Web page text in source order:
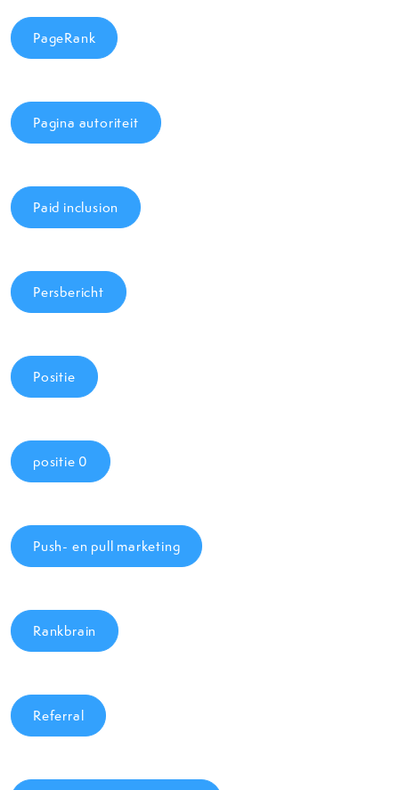
PageRank
Pagina autoriteit
Paid inclusion
Persbericht
Positie
positie 0
Push- en pull marketing
Rankbrain
Referral